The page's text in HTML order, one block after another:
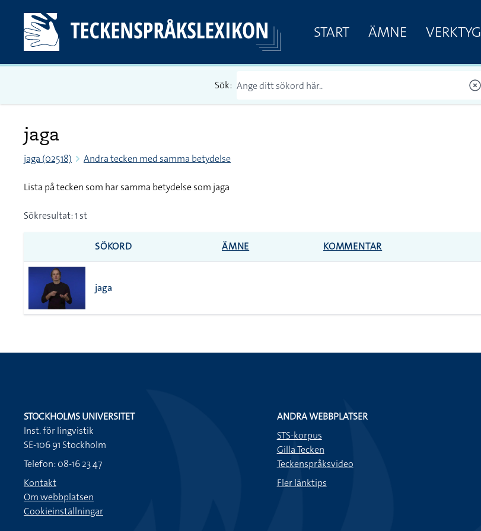
START ÄMNE VERKTYG
Sök:
jaga
jaga (02518) Andra tecken med samma betydelse
Lista på tecken som har samma betydelse som jaga
Sökresultat: 1 st
SÖKORD ÄMNE KOMMENTAR
jaga
STOCKHOLMS UNIVERSITET
Inst. för lingvistik
SE-106 91 Stockholm
Telefon: 08-16 23 47
Kontakt
Om webbplatsen
Cookieinställningar
ANDRA WEBBPLATSER
STS-korpus
Gilla Tecken
Teckenspråksvideo
Fler länktips